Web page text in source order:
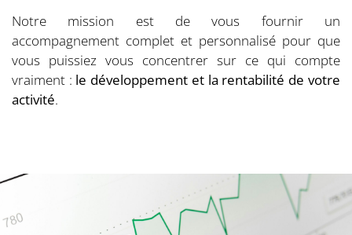
Notre mission est de vous fournir un
accompagnement complet et personnalisé pour que
vous puissiez vous concentrer sur ce qui compte
vraiment : le développement et la rentabilité de votre
activité.